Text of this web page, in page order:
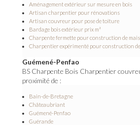
Aménagement extérieur sur mesure en bois
Artisan charpentier pour rénovations
Artisan couvreur pour pose de toiture
Bardage bois extérieur prix m²
Charpente fermette pour construction de
Charpentier expérimenté pour construction
Guémené-Penfao
BS Charpente Bois Charpentier
proximité de :
Bain-de-Bretagne
Châteaubriant
Guémené-Penfao
Guérande